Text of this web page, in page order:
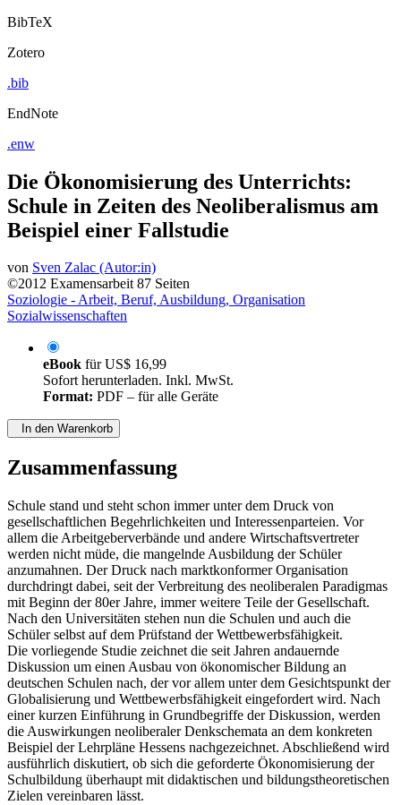
BibTeX
Zotero
.bib
EndNote
.enw
Die Ökonomisierung des Unterrichts:
Schule in Zeiten des Neoliberalismus am
Beispiel einer Fallstudie
von Sven Zalac (Autor:in)
©2012 Examensarbeit 87 Seiten
Soziologie - Arbeit, Beruf, Ausbildung, Organisation
Sozialwissenschaften
eBook fürUS$ 16,99
Sofort herunterladen. Inkl. MwSt.
Format: PDF – für alle Geräte
In den Warenkorb
Zusammenfassung
Schule stand und steht schon immer unter dem Druck von
gesellschaftlichen Begehrlichkeiten und Interessenparteien. Vor
allem die Arbeitgeberverbände und andere Wirtschaftsvertreter
werden nicht müde, die mangelnde Ausbildung der Schüler
anzumahnen. Der Druck nach marktkonformer Organisation
durchdringt dabei, seit der Verbreitung des neoliberalen Paradigmas
mit Beginn der 80er Jahre, immer weitere Teile der Gesellschaft.
Nach den Universitäten stehen nun die Schulen und auch die
Schüler selbst auf dem Prüfstand der Wettbewerbsfähigkeit.
Die vorliegende Studie zeichnet die seit Jahren andauernde
Diskussion um einen Ausbau von ökonomischer Bildung an
deutschen Schulen nach, der vor allem unter dem Gesichtspunkt der
Globalisierung und Wettbewerbsfähigkeit eingefordert wird. Nach
einer kurzen Einführung in Grundbegriffe der Diskussion, werden
die Auswirkungen neoliberaler Denkschemata an dem konkreten
Beispiel der Lehrpläne Hessens nachgezeichnet. Abschließend wird
ausführlich diskutiert, ob sich die geforderte Ökonomisierung der
Schulbildung überhaupt mit didaktischen und bildungstheoretischen
Zielen vereinbaren lässt.